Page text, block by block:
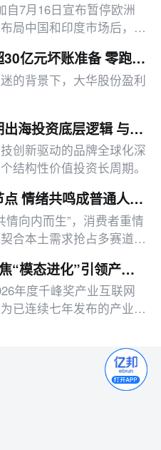
自7月16日宣布暂停欧洲
局中国和印度市场后，8
品全部下架
安防巨头大华股份计提超30亿元坏账准备 零跑汽车创始人减持公司数亿元股权
的背景下，大华股份盈利
对话峰瑞资本沈颖：早期出海投资底层逻辑 与下一代全球化品牌画像
创新驱动的品牌全球化深
结构性价值投资长周期。
上半年消费不再等大促节点 情绪共鸣成普通人下单核心动因
情向内而生”，消费者重情
合本土需求抢占多赛道头
2026千峰奖评选启动 聚焦“模态进化”引领产业互联网新浪潮
年度千峰奖产业互联网
已连续七年发布的产业互